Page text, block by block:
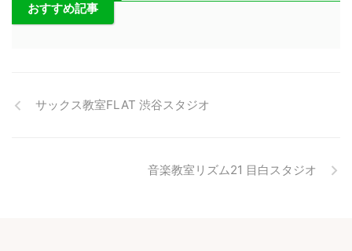
おすすめ記事
サックス教室FLAT 渋谷スタジオ
音楽教室リズム21 目白スタジオ